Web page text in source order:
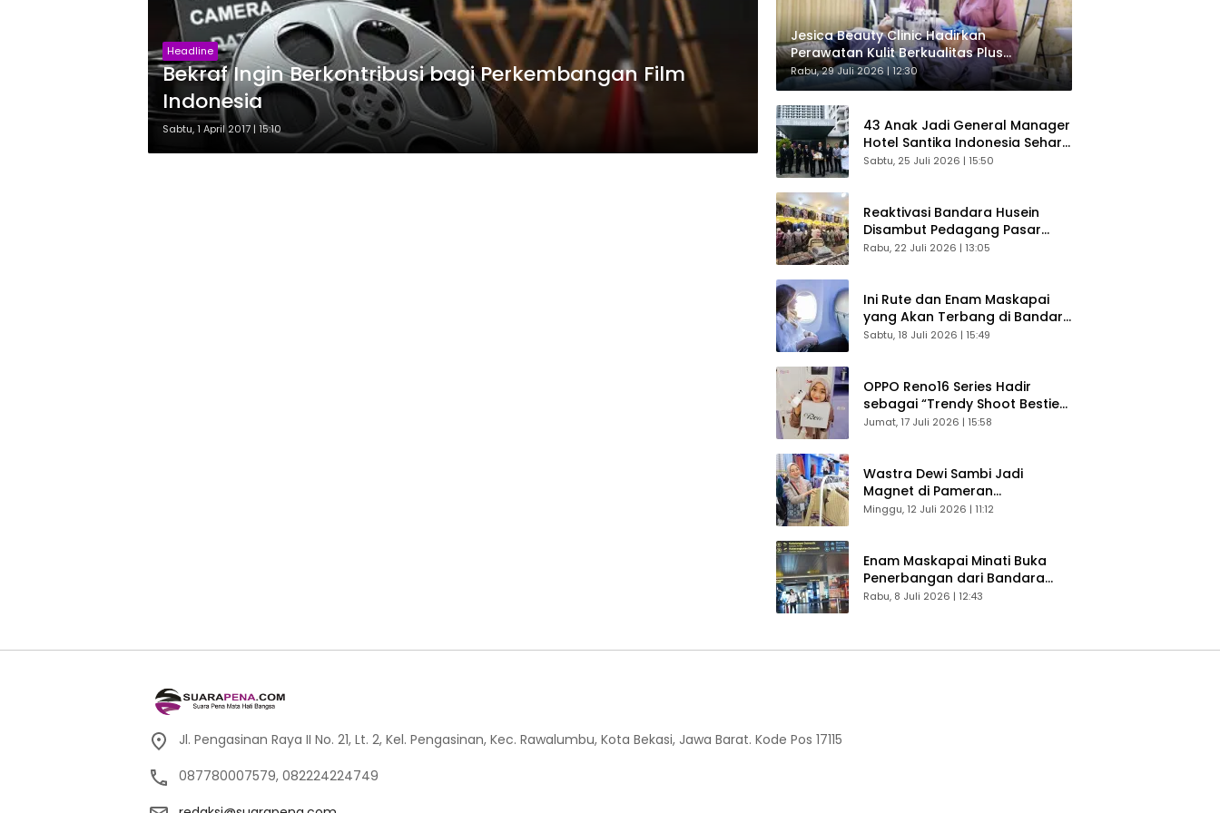
Headline
Bekraf Ingin Berkontribusi bagi Perkembangan Film
Indonesia
Sabtu, 1 April 2017 | 15:10
Jesica Beauty Clinic Hadirkan
Perawatan Kulit Berkualitas Plus
Konsultasi Gratis
Rabu, 29 Juli 2026 | 12:30
43 Anak Jadi General Manager
Hotel Santika Indonesia Sehari
Sukses Digelar
Sabtu, 25 Juli 2026 | 15:50
Reaktivasi Bandara Husein
Disambut Pedagang Pasar
Baru, Diyakini Bangkitkan
Rabu, 22 Juli 2026 | 13:05
Ini Rute dan Enam Maskapai
yang Akan Terbang di Bandara
Husein Sastranegara
Sabtu, 18 Juli 2026 | 15:49
OPPO Reno16 Series Hadir
sebagai “Trendy Shoot Bestie”,
Bikin Konten Kreator Makin
Jumat, 17 Juli 2026 | 15:58
Wastra Dewi Sambi Jadi
Magnet di Pameran
Dekranasda, Banyak Diminati
Minggu, 12 Juli 2026 | 11:12
Enam Maskapai Minati Buka
Penerbangan dari Bandara
Husein Sastranegara
Rabu, 8 Juli 2026 | 12:43
Jl. Pengasinan Raya II No. 21, Lt. 2, Kel. Pengasinan, Kec. Rawalumbu, Kota Bekasi, Jawa Barat. Kode Pos 17115
087780007579, 082224224749